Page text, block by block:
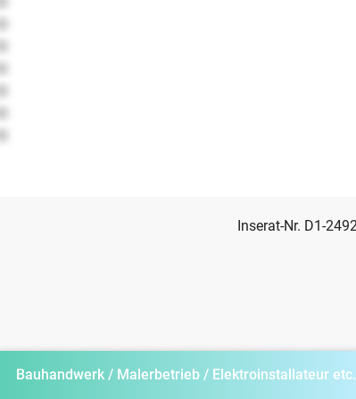
Inserat-Nr. D1-
Bauhandwerk / Malerbetrieb / Elektroinstallateur etc.